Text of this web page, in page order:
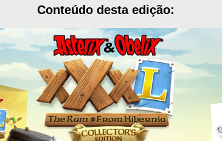
Conteúdo desta edição: